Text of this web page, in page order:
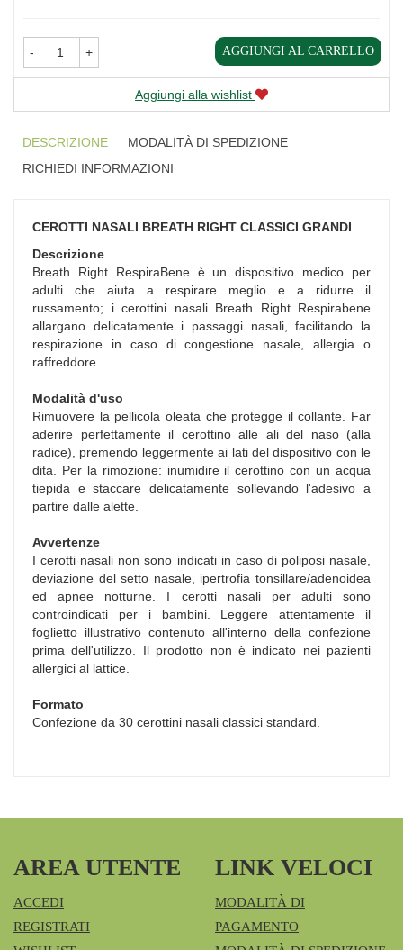
- + AGGIUNGI AL CARRELLO
Aggiungi alla wishlist
DESCRIZIONE
MODALITÀ DI SPEDIZIONE
RICHIEDI INFORMAZIONI
CEROTTI NASALI BREATH RIGHT CLASSICI GRANDI
Descrizione
Breath Right RespiraBene è un dispositivo medico per
adulti che aiuta a respirare meglio e a ridurre il
russamento; i cerottini nasali Breath Right Respirabene
allargano delicatamente i passaggi nasali, facilitando la
respirazione in caso di congestione nasale, allergia o
raffreddore.
Modalità d'uso
Rimuovere la pellicola oleata che protegge il collante. Far
aderire perfettamente il cerottino alle ali del naso (alla
radice), premendo leggermente ai lati del dispositivo con le
dita. Per la rimozione: inumidire il cerottino con un acqua
tiepida e staccare delicatamente sollevando l'adesivo a
partire dalle alette.
Avvertenze
I cerotti nasali non sono indicati in caso di poliposi nasale,
deviazione del setto nasale, ipertrofia tonsillare/adenoidea
ed apnee notturne. I cerotti nasali per adulti sono
controindicati per i bambini. Leggere attentamente il
foglietto illustrativo contenuto all'interno della confezione
prima dell'utilizzo. Il prodotto non è indicato nei pazienti
allergici al lattice.
Formato
Confezione da 30 cerottini nasali classici standard.
AREA UTENTE
ACCEDI
REGISTRATI
LINK VELOCI
MODALITÀ DI
PAGAMENTO